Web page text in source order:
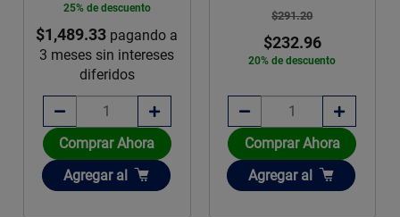
25% de descuento
$1,489.33 pagando a
3 meses sin intereses
diferidos
Comprar Ahora
Añadir
Agregar al
$291.20
$232.96
20% de descuento
Comprar Ahora
Añadir
Agregar al